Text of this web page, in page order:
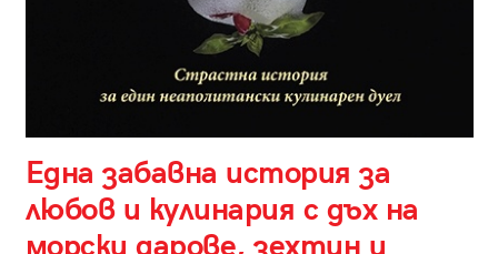
Една забавна история за
любов и кулинария с дъх на
морски дарове, зехтин и